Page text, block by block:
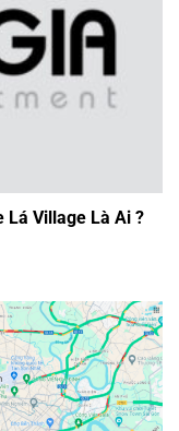
Lá Village Là Ai ?